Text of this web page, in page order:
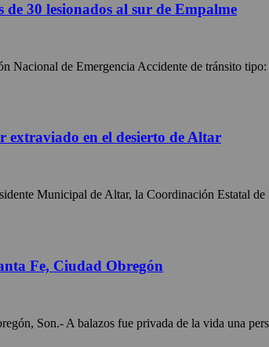
30 lesionados al sur de Empalme
de Emergencia Accidente de tránsito
extraviado en el desierto de Altar
Municipal de Altar, la Coordinación Estatal
Fe, Ciudad Obregón
Son.- A balazos fue privada de la vida una